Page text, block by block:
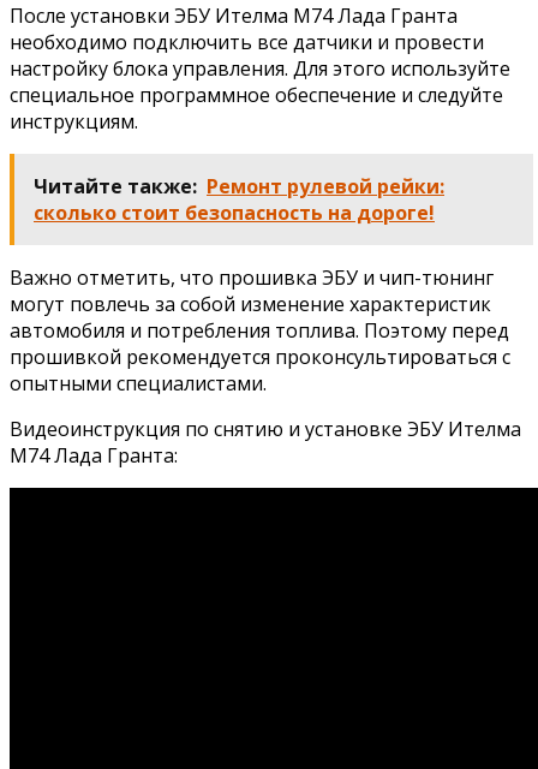
После установки ЭБУ Ителма М74 Лада Гранта
необходимо подключить все датчики и провести
настройку блока управления. Для этого используйте
специальное программное обеспечение и следуйте
инструкциям.
Читайте также: Ремонт рулевой рейки:
сколько стоит безопасность на дороге!
Важно отметить, что прошивка ЭБУ и чип-тюнинг
могут повлечь за собой изменение характеристик
автомобиля и потребления топлива. Поэтому перед
прошивкой рекомендуется проконсультироваться с
опытными специалистами.
Видеоинструкция по снятию и установке ЭБУ Ителма
М74 Лада Гранта: